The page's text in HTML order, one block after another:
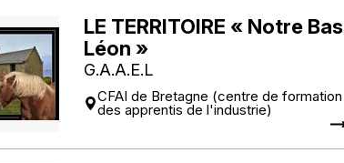
LE TERRITOIRE « Notre Bas
Léon »
G.A.A.E.L
CFAI de Bretagne (centre de formation
des apprentis de l'industrie)